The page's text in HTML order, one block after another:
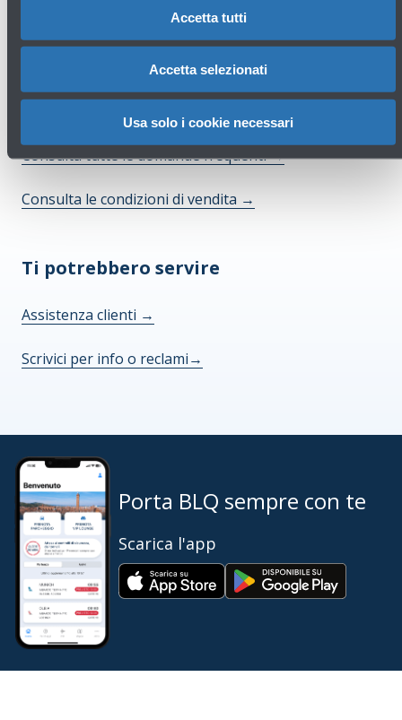
Accetta tutti
Accetta selezionati
Usa solo i cookie necessari
Hai bisogno di aiuto?
Consulta tutte le domande frequenti→
Consulta le condizioni di vendita →
Ti potrebbero servire
Assistenza clienti →
Scrivici per info o reclami→
Porta BLQ sempre con te
Scarica l'app